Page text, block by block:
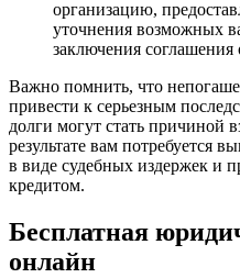
организацию,
уточнения возможных
заключения соглашения
Важно помнить, что
привести к серьезным
долги могут стать причиной
результате вам потребуется
в виде судебных издержек и
кредитом.
Бесплатная
онлайн